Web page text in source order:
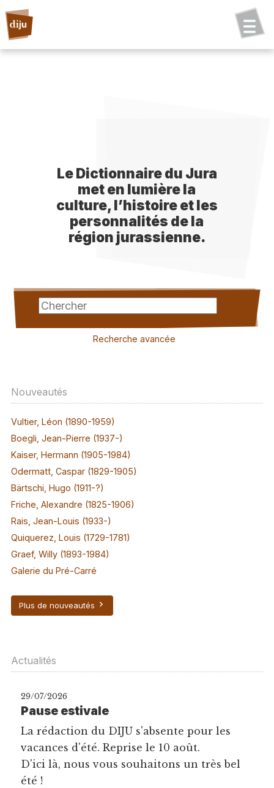
Le Dictionnaire du Jura
met en lumière la
culture, l’histoire et les
personnalités de la
région jurassienne.
Recherche avancée
Nouveautés
Vultier, Léon (1890-1959)
Boegli, Jean-Pierre (1937-)
Kaiser, Hermann (1905-1984)
Odermatt, Caspar (1829-1905)
Bärtschi, Hugo (1911-?)
Friche, Alexandre (1825-1906)
Rais, Jean-Louis (1933-)
Quiquerez, Louis (1729-1781)
Graef, Willy (1893-1984)
Galerie du Pré-Carré
Plus de nouveautés
Actualités
29/07/2026
Pause estivale
La rédaction du DIJU s'absente pour les
vacances d'été. Reprise le 10 août.
D'ici là, nous vous souhaitons un très bel
été !